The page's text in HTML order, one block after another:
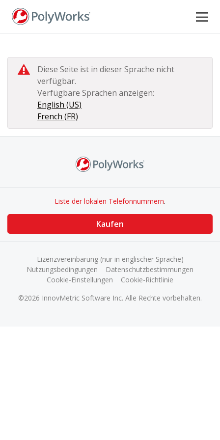
Direkt
zum
Diese Seite ist in dieser Sprache nicht
verfügbar.
Verfügbare Sprachen anzeigen:
English (US)
French (FR)
Liste der lokalen Telefonnummern.
Kaufen
©2026 InnovMetric Software Inc. Alle Rechte vorbehalten.
Lizenzvereinbarung (nur in englischer Sprache)
Nutzungsbedingungen
Datenschutzbestimmungen
Cookie-Einstellungen
Cookie-Richtlinie